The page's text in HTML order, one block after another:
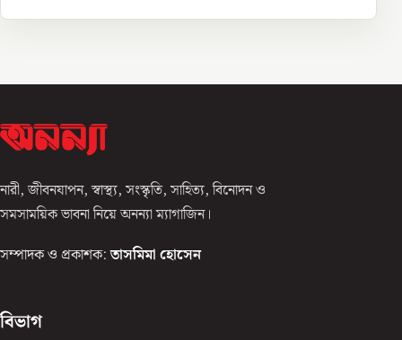
নারী, জীবনযাপন, স্বাস্থ্য, সংস্কৃতি, সাহিত্য, বিনোদন ও
সমসাময়িক ভাবনা নিয়ে অনন্যা ম্যাগাজিন।
সম্পাদক ও প্রকাশক: তাসমিমা হোসেন
বিভাগ